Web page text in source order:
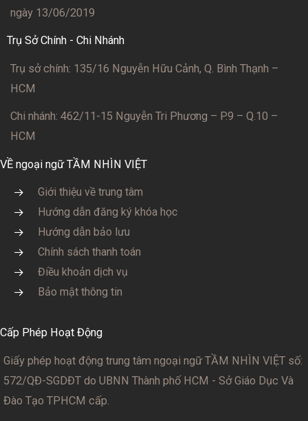
ngày 13/06/2019
Trụ Sở Chính - Chi Nhánh
Trụ sở chính: 135/16 Nguyễn Hữu Cảnh, Q. Bình Thạnh –
HCM
Chi nhánh: 462/11-15 Nguyễn Tri Phương – P.9 – Q.10 –
HCM
VỀ ngoại ngữ TẦM NHÌN VIỆT
Giới thiệu về trung tâm
Hướng dẫn đăng ký khóa học
Hướng dẫn bảo lưu
Chính sách thanh toán
Điều khoản dịch vụ
Bảo mật thông tin
Cấp Phép Hoạt Động
Giấy phép hoạt động trung tâm ngoại ngữ TẦM NHÌN VIỆT số:
572/QĐ-SGDĐT do UBNN Thành phố HCM - Sở Giáo Dục Và
Đào Tạo TPHCM cấp.